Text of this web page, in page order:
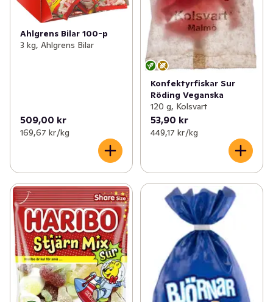
Ahlgrens Bilar 100-p
3 kg, Ahlgrens Bilar
509,00 kr
169,67 kr /kg
Konfektyrfiskar Sur
Röding Veganska
120 g, Kolsvart
53,90 kr
449,17 kr /kg